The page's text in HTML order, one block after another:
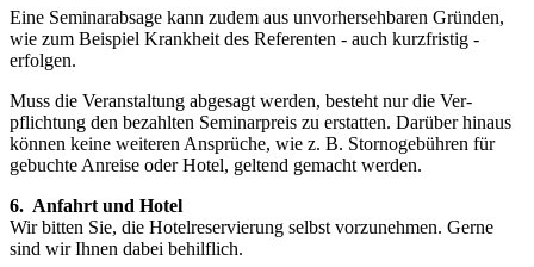
Eine Seminarabsage kann zudem aus unvorhersehbaren Gründen,
wie zum Beispiel Krankheit des Referenten - auch kurz­fristig -
erfolgen.
Muss die Veranstaltung abgesagt werden, besteht nur die Ver­
pflichtung den bezahlten Seminarpreis zu erstat­ten. Darüber hin­aus
können keine weiteren Ansprüche, wie z. B. Stornoge­bühren für
gebuchte Anreise oder Hotel, geltend gemacht wer­den.
6. Anfahrt und Hotel
Wir bitten Sie, die Hotelreservierung selbst vorzunehmen. Gerne
sind wir Ihnen dabei behilflich.